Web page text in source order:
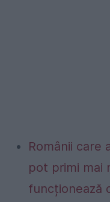
Românii care
pot primi mai
funcționează